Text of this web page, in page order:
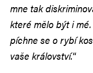
mne tak
které mělo být i
píchne se o rybí
vaše království.“